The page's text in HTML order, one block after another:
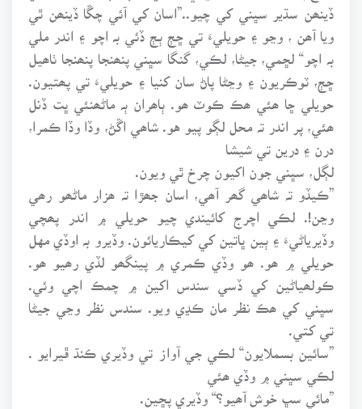
ڏينھن سڌير سڀني کي چيو..”اسان کي آئي چڱا ڏينھن ٿي
ويا آھن ، وڃو ۽ حويليءَ تي ڇڄ ٻڄ ڏئي بہ اچو ۽ اندر ملي
بہ اچو“ لڇمي، جيڻا، لڪي، گنگا سڀني پنھنجا پنھنجا ٺاھيل
ڇڄ، ٽوڪريون ۽ وڃڻا پاڻ سان کنيا ۽ حويليءَ تي پھتيون.
حويلي ڇا ھئي ھڪ ڪوٽ ھو. ٻاھران ٻہ ماڻھنئي ڀت ڏنل
ھئي، پر اندر تہ محل لڳو پيو هو. شاھي اڱڻ، وڏا وڏا ڪمرا،
درن ۽ درين تي شيشا
لڳل، سڀني جون اکيون چرخ ٿي ويون.
”ڪيڏو تہ شاھي گھر آھي، اسان جھڙا تہ ھزار ماڻھو رھي
وڃن!. لڪي اچرج کائيندي چيو حويلي ۾ اندر پھچي
وڏيرياڻيءَ ۽ ٻين ڀاتين کي کيڪاريائون. وڏيرو بہ اوڏي مهل
حويلي ۾ ھو. ھو وڏي ڪمري ۾ پينگھو لڏي رھيو ھو.
ڪولھياڻين کي ڏسي سندس اکين ۾ چمڪ اچي وئي.
سڀني کي ھڪ نظر مان ڪڍي ويو. سندس نظر وڃي جيڻا
تي کتي.
”سائين بسملايون“ لڪي جي آواز تي وڏيري ڪنڌ ڦيرايو .
لڪي سڀني ۾ وڏي ھئي
”مائي سڀ خوش آھيو؟“ وڏيري پڇين.